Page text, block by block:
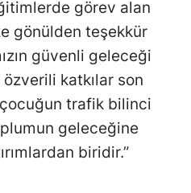
görev alan
gönülden teşekkür
güvenli geleceği
katkılar son
trafik bilinci
geleceğine
biridir.”